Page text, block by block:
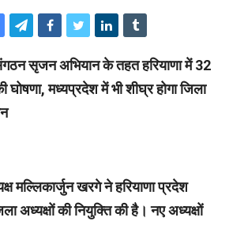
सृजन अभियान के तहत हरियाणा में 32
घोषणा, मध्यप्रदेश में भी शीघ्र होगा जिला
मल्लिकार्जुन खरगे ने हरियाणा प्रदेश
अध्यक्षों की नियुक्ति की है। नए अध्यक्षों